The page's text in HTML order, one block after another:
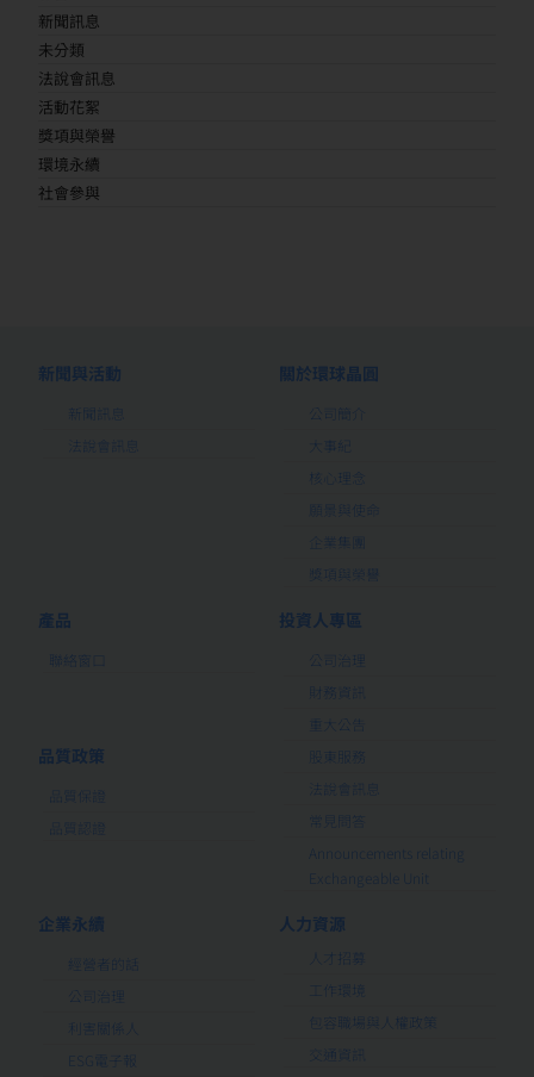
新聞訊息
未分類
法說會訊息
活動花絮
獎項與榮譽
環境永續
社會參與
新聞與活動
新聞訊息
法說會訊息
關於環球晶圓
公司簡介
大事紀
核心理念
願景與使命
企業集團
獎項與榮譽
產品
聯絡窗口
品質政策
品質保證
品質認證
投資人專區
公司治理
財務資訊
重大公告
股東服務
法說會訊息
常見問答
Announcements relating
Exchangeable Unit
企業永續
經營者的話
公司治理
利害關係人
ESG電子報
人力資源
人才招募
工作環境
包容職場與人權政策
交通資訊